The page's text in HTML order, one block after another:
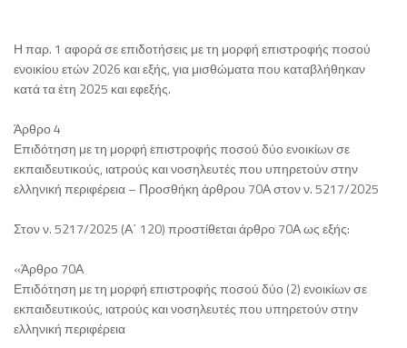
Η παρ. 1 αφορά σε επιδοτήσεις με τη μορφή επιστροφής ποσού
ενοικίου ετών 2026 και εξής, για μισθώματα που καταβλήθηκαν
κατά τα έτη 2025 και εφεξής.
Άρθρο 4
Επιδότηση με τη μορφή επιστροφής ποσού δύο ενοικίων σε
εκπαιδευτικούς, ιατρούς και νοσηλευτές που υπηρετούν στην
ελληνική περιφέρεια – Προσθήκη άρθρου 70Α στον ν. 5217/2025
Στον ν. 5217/2025 (Α΄ 120) προστίθεται άρθρο 70Α ως εξής:
«Άρθρο 70Α
Επιδότηση με τη μορφή επιστροφής ποσού δύο (2) ενοικίων σε
εκπαιδευτικούς, ιατρούς και νοσηλευτές που υπηρετούν στην
ελληνική περιφέρεια